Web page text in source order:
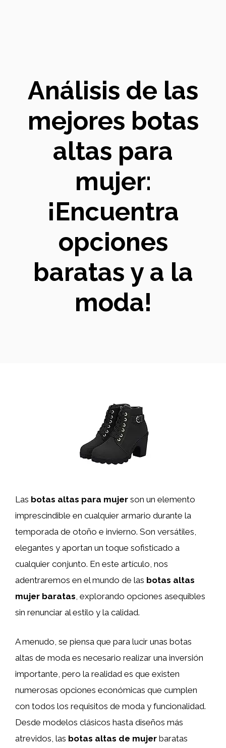
Análisis de las
mejores botas
altas para
mujer:
¡Encuentra
opciones
baratas y a la
moda!
Las botas altas para mujer son un elemento
imprescindible en cualquier armario durante la
temporada de otoño e invierno. Son versátiles,
elegantes y aportan un toque sofisticado a
cualquier conjunto. En este artículo, nos
adentraremos en el mundo de las botas altas
mujer baratas, explorando opciones asequibles
sin renunciar al estilo y la calidad.
A menudo, se piensa que para lucir unas botas
altas de moda es necesario realizar una inversión
importante, pero la realidad es que existen
numerosas opciones económicas que cumplen
con todos los requisitos de moda y funcionalidad.
Desde modelos clásicos hasta diseños más
atrevidos, las botas altas de mujer baratas